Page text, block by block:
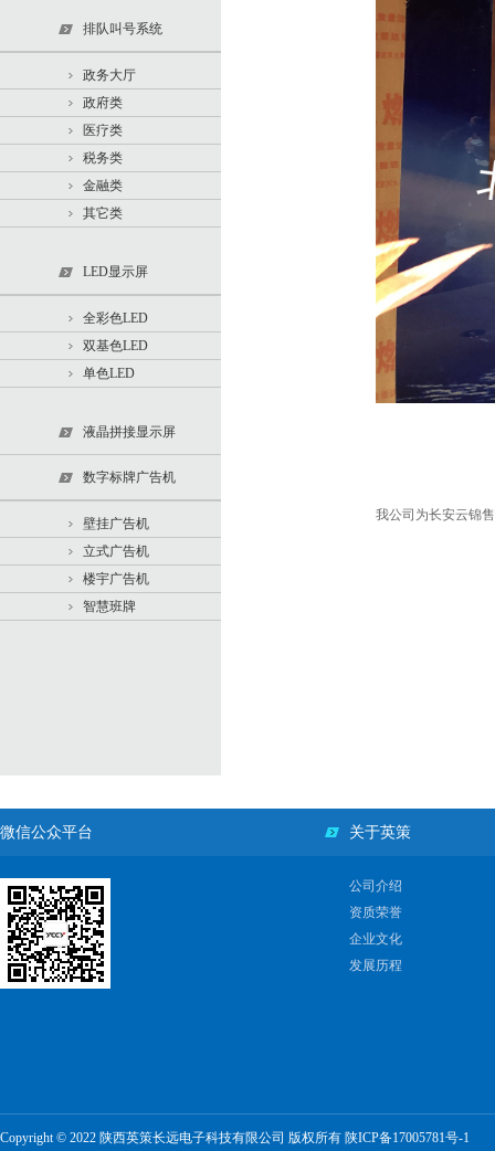
排队叫号系统
政务大厅
政府类
医疗类
税务类
金融类
其它类
LED显示屏
全彩色LED
双基色LED
单色LED
液晶拼接显示屏
数字标牌广告机
壁挂广告机
立式广告机
楼宇广告机
智慧班牌
我公司为长安云锦
微信公众平台 关于英策
公司介绍
资质荣誉
企业文化
发展历程
Copyright © 2022 陕西英策长远电子科技有限公司 版权所有 陕ICP备17005781号-1